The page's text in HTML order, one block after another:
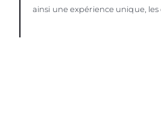
ainsi une expérience unique, les